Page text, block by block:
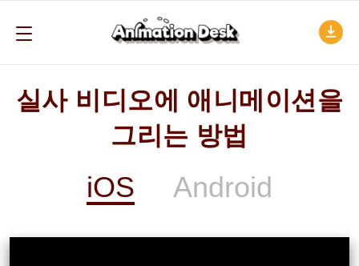
실사 비디오에 애니메이션을
그리는 방법
iOS Android